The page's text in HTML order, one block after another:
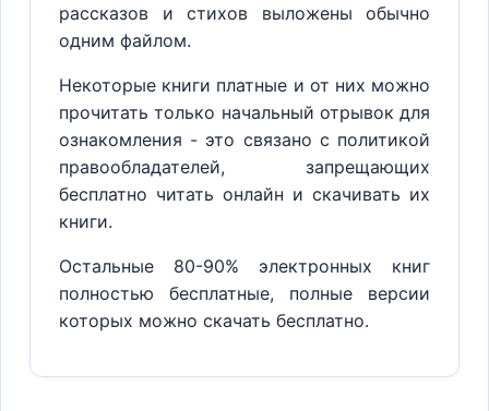
рассказов и стихов выложены обычно
одним файлом.
Некоторые книги платные и от них можно
прочитать только начальный отрывок для
ознакомления - это связано с политикой
правообладателей, запрещающих
бесплатно читать онлайн и скачивать их
книги.
Остальные 80-90% электронных книг
полностью бесплатные, полные версии
которых можно скачать бесплатно.